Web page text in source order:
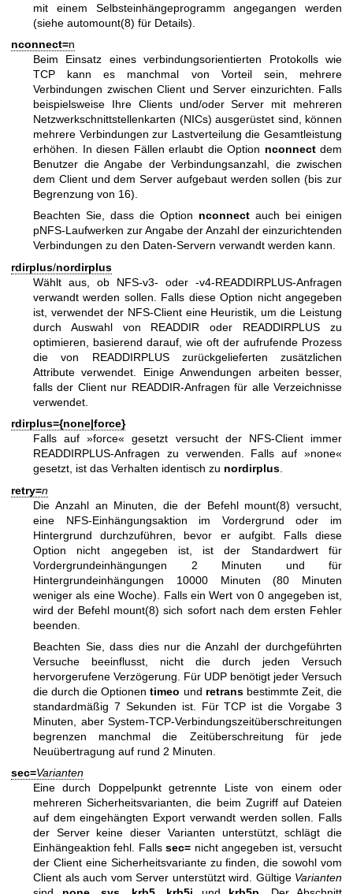
mit einem Selbsteinhängeprogramm angegangen werden
(siehe automount(8) für Details).
nconnect=n
Beim Einsatz eines verbindungsorientierten Protokolls wie
TCP kann es manchmal von Vorteil sein, mehrere
Verbindungen zwischen Client und Server einzurichten. Falls
beispielsweise Ihre Clients und/oder Server mit mehreren
Netzwerkschnittstellenkarten (NICs) ausgerüstet sind, können
mehrere Verbindungen zur Lastverteilung die Gesamtleistung
erhöhen. In diesen Fällen erlaubt die Option nconnectdem
Benutzer die Angabe der Verbindungsanzahl, die zwischen
dem Client und dem Server aufgebaut werden sollen (bis zur
Begrenzung von 16).
Beachten Sie, dass die Option nconnect auch bei einigen
pNFS-Laufwerken zur Angabe der Anzahl der einzurichtenden
Verbindungen zu den Daten-Servern verwandt werden kann.
rdirplus/nordirplus
Wählt aus, ob NFS-v3- oder -v4-READDIRPLUS-Anfragen
verwandt werden sollen. Falls diese Option nicht angegeben
ist, verwendet der NFS-Client eine Heuristik, um die Leistung
durch Auswahl von READDIR oder READDIRPLUS zu
optimieren, basierend darauf, wie oft der aufrufende Prozess
die von READDIRPLUS zurückgelieferten zusätzlichen
Attribute verwendet. Einige Anwendungen arbeiten besser,
falls der Client nur READDIR-Anfragen für alle Verzeichnisse
verwendet.
rdirplus={none|force}
Falls auf »force« gesetzt versucht der NFS-Client immer
READDIRPLUS-Anfragen zu verwenden. Falls auf »none«
gesetzt, ist das Verhalten identisch zu nordirplus
retry=n
Die Anzahl an Minuten, die der Befehl mount(8) versucht,
eine NFS-Einhängungsaktion im Vordergrund oder im
Hintergrund durchzuführen, bevor er aufgibt. Falls diese
Option nicht angegeben ist, ist der Standardwert für
Vordergrundeinhängungen 2 Minuten und für
Hintergrundeinhängungen 10000 Minuten (80 Minuten
weniger als eine Woche). Falls ein Wert von 0 angegeben ist,
wird der Befehl mount(8) sich sofort nach dem ersten Fehler
beenden.
Beachten Sie, dass dies nur die Anzahl der durchgeführten
Versuche beeinflusst, nicht die durch jeden Versuch
hervorgerufene Verzögerung. Für UDP benötigt jeder Versuch
die durch die Optionentimeo und retransbestimmte Zeit, die
standardmäßig 7 Sekunden ist. Für TCP ist die Vorgabe 3
Minuten, aber System-TCP-Verbindungszeitüberschreitungen
begrenzen manchmal die Zeitüberschreitung für jede
Neuübertragung auf rund 2 Minuten.
sec=Varianten
Eine durch Doppelpunkt getrennte Liste von einem oder
mehreren Sicherheitsvarianten, die beim Zugriff auf Dateien
auf dem eingehängten Export verwandt werden sollen. Falls
der Server keine dieser Varianten unterstützt, schlägt die
Einhängeaktion fehl. Fallssec= nicht angegeben ist, versucht
der Client eine Sicherheitsvariante zu finden, die sowohl vom
Client als auch vom Server unterstützt wird. Gültige Varianten